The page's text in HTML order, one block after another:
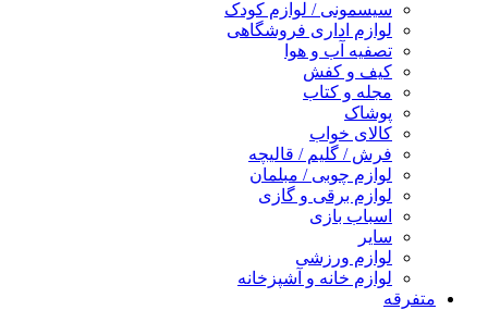
سیسمونی / لوازم کودک
لوازم اداری فروشگاهی
تصفیه آب و هوا
کیف و کفش
مجله و کتاب
پوشاک
کالای خواب
فرش / گلیم / قالیچه
لوازم چوبی / مبلمان
لوازم برقی و گازی
اسباب بازی
سایر
لوازم ورزشی
لوازم خانه و آشپزخانه
متفرقه